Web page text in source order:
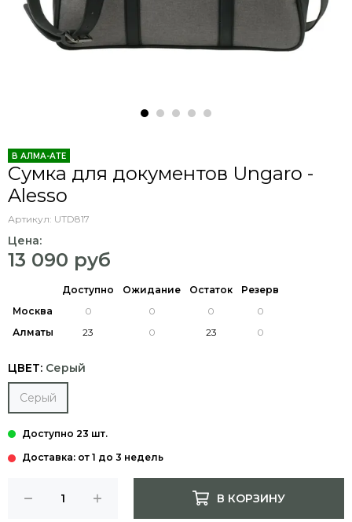
В АЛМА-АТЕ
Сумка для документов Ungaro -
Alesso
Артикул: UTD817
Цена:
13 090 руб
Доступно Ожидание Остаток
Резерв
Москва
Алматы
ЦВЕТ: Серый
Серый
Доставка: от 1 до 3 недель
В КОРЗИНУ